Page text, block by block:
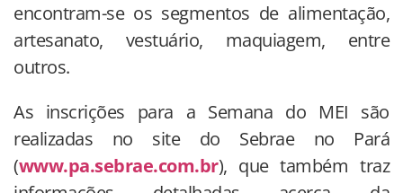
encontram-se os segmentos de alimentação,
artesanato, vestuário, maquiagem, entre
outros.
As inscrições para a Semana do MEI são
realizadas no site do Sebrae no Pará
(www.pa.sebrae.com.br), que também traz